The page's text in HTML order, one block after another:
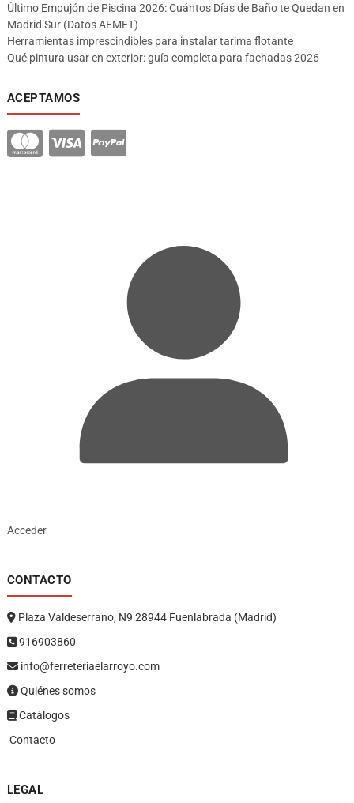
Último Empujón de Piscina 2026: Cuántos Días de Baño te Quedan en
Madrid Sur (Datos AEMET)
Herramientas imprescindibles para instalar tarima flotante
Qué pintura usar en exterior: guía completa para fachadas 2026
ACEPTAMOS
Acceder
CONTACTO
Plaza Valdeserrano, N9 28944 Fuenlabrada (Madrid)
916903860
info@ferreteriaelarroyo.com
Quiénes somos
Catálogos
Contacto
LEGAL